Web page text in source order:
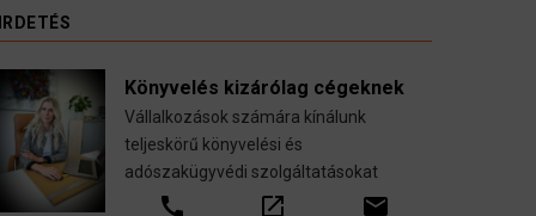
Könyvelés kizárólag cégeknek
Vállalkozások számára kínálunk
teljeskörű könyvelési és
adószakügyvédi szolgáltatásokat
call open_in_new email